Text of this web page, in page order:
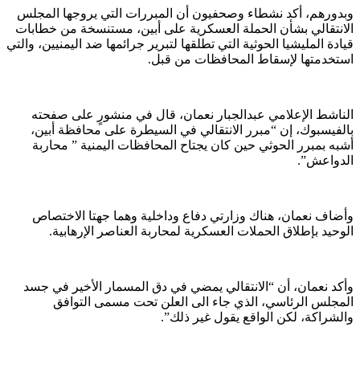
وبدورهم، أكد نشطاء وصحفيون أن المبررات التي يروجها المجلس
الانتقالي بشأن الحملة العسكرية على أبين، مستنسخة من خطابات
قيادة المليشيا الحوثية التي تطلقها لتبرير جرائمها ضد اليمنيين، والتي
استخدمتها لإسقاط المحافظات من قبل.
الناشط الإعلامي عبدالجبار نعمان، قال في منشورٍ على صفحته
بالفيسبوك، إن “مبرر الانتقالي في السيطرة على محافظة أبين،
أشبه بمبرر الحوثي حين كان يجتاح المحافظات اليمنية ” محاربة
الدواعش”.
وأضاف نعمان، هناك وزارتي دفاع وداخلية وهما جهتا الاختصاص
الوحيد بإطلاق الحملات العسكرية لمحاربة العناصر الإرهابية.
وأكد نعمان، أن “الانتقالي يمضي في دق المسمار الأخير في جسد
المجلس الرئاسي، الذي جاء الى العلن تحت مسمى التوافق
والشراكة، لكن الواقع يقول غير ذلك”.